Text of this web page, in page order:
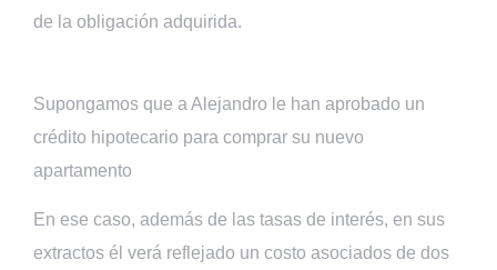
de la obligación adquirida.
Supongamos que a Alejandro le han aprobado un
crédito hipotecario para comprar su nuevo
apartamento
En ese caso, además de las tasas de interés, en sus
extractos él verá reflejado un costo asociados de dos